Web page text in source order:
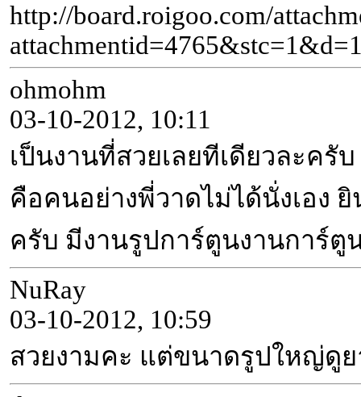
http://board.roigoo.com/
ohmohm
03-10-2012, 10:11
เป็นงานที่สวยเลยทีเดียวละครั
คือคนอย่างพี่วาดไม่ได้นั่งเอง
ครับ มีงานรูปการ์ตูนงานการ์ตู
NuRay
03-10-2012, 10:59
สวยงามคะ แต่ขนาดรูปใหญ่ดู